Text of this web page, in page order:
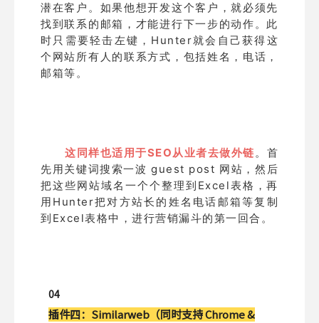
潜在客户。如果他想开发这个客户，就必须先
找到联系的邮箱，才能进行下一步的动作。此
时只需要轻击左键，Hunter就会自己获得这
个网站所有人的联系方式，包括姓名，电话，
邮箱等。
这同样也适用于SEO从业者去做外链。首
先用关键词搜索一波 guest post 网站，然后
把这些网站域名一个个整理到Excel表格，再
用Hunter把对方站长的姓名电话邮箱等复制
到Excel表格中，进行营销漏斗的第一回合。
04
插件四： Similarweb（同时支持 Chrome &